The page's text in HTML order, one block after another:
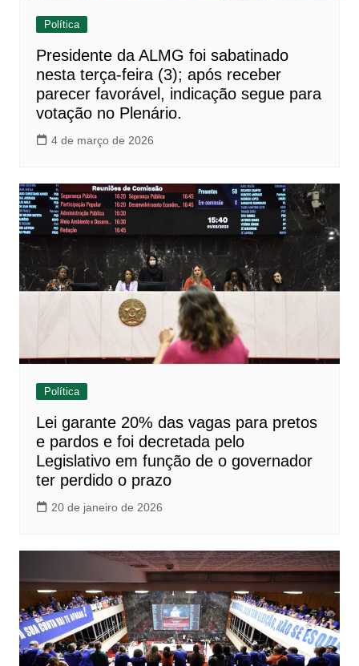
Política
Presidente da ALMG foi sabatinado
nesta terça-feira (3); após receber
parecer favorável, indicação segue para
votação no Plenário.
4 de março de 2026
Política
Lei garante 20% das vagas para pretos
e pardos e foi decretada pelo
Legislativo em função de o governador
ter perdido o prazo
20 de janeiro de 2026